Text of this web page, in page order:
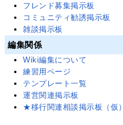
フレンド募集掲示板
コミュニティ勧誘掲示板
雑談掲示板
編集関係
Wiki編集について
練習用ページ
テンプレート一覧
運営関連掲示板
★移行関連相談掲示板（仮）